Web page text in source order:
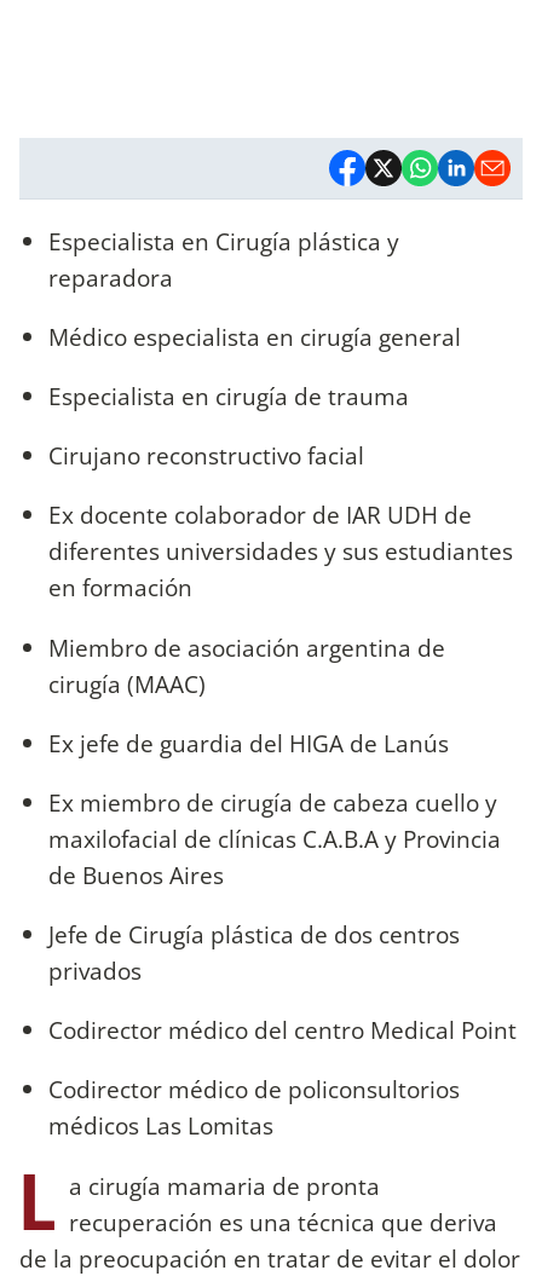
Especialista en Cirugía plástica y
reparadora
Médico especialista en cirugía general
Especialista en cirugía de trauma
Cirujano reconstructivo facial
Ex docente colaborador de IAR UDH de
diferentes universidades y sus estudiantes
en formación
Miembro de asociación argentina de
cirugía (MAAC)
Ex jefe de guardia del HIGA de Lanús
Ex miembro de cirugía de cabeza cuello y
maxilofacial de clínicas C.A.B.A y Provincia
de Buenos Aires
Jefe de Cirugía plástica de dos centros
privados
Codirector médico del centro Medical Point
Codirector médico de policonsultorios
médicos Las Lomitas
L a cirugía mamaria de pronta
recuperación es una técnica que deriva
de la preocupación en tratar de evitar el dolor